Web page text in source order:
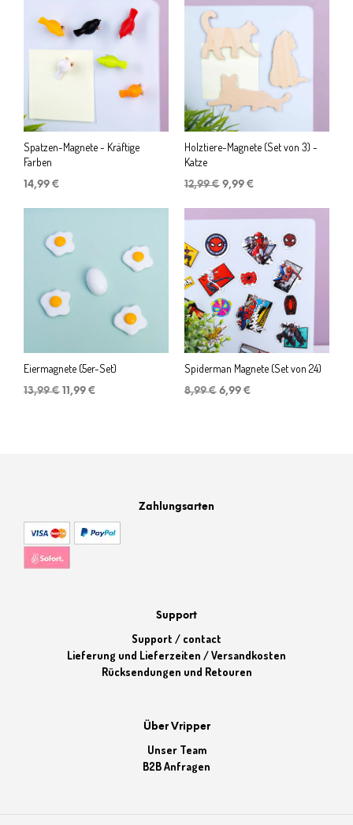
Spatzen-Magnete - Kräftige
Farben
14,99 €
Holztiere-Magnete (Set von 3) -
Katze
12,99€ Ursprünglicher
war:
9,99 €
ist:
Eiermagnete (5er-Set)
13,99€ Ursprünglicher
11,99 €
Spiderman Magnete (Set von 24)
8,99€ Ursprünglicher
6,99 €
Zahlungsarten
Support
Support / contact
Lieferung und Lieferzeiten / Versandkosten
Rücksendungen und Retouren
Über Vripper
Unser Team
B2B Anfragen